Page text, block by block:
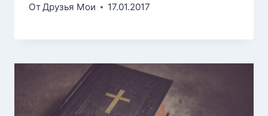
От Друзья Мои 17.01.2017